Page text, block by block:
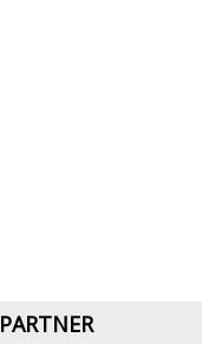
PARTNER